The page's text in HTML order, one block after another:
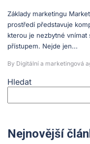
Základy marketingu
prostředí představuje
kterou je nezbytné
přístupem. Nejde jen...
By Digitální a marketingová
Hledat
Nejnovější